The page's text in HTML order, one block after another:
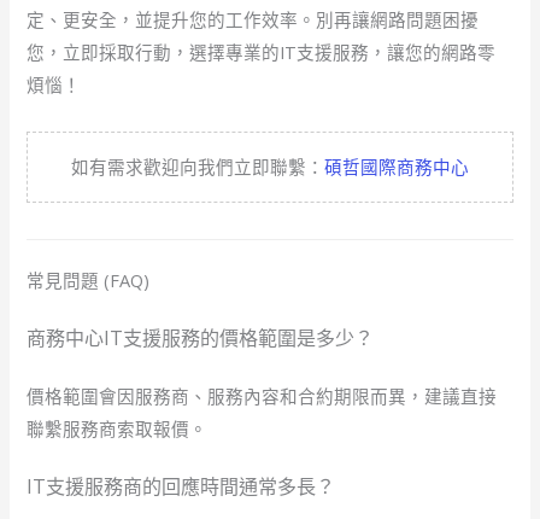
定、更安全，並提升您的工作效率。別再讓網路問題困擾
您，立即採取行動，選擇專業的IT支援服務，讓您的網路零
煩惱！
如有需求歡迎向我們立即聯繫： 碩哲國際商務中心
常見問題 (FAQ)
商務中心IT支援服務的價格範圍是多少？
價格範圍會因服務商、服務內容和合約期限而異，建議直接
聯繫服務商索取報價。
IT支援服務商的回應時間通常多長？